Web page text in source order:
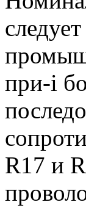
при-i
R17 и